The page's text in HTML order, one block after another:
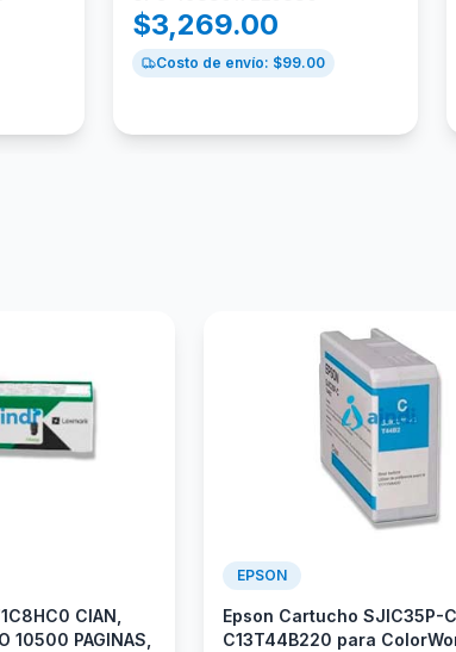
$3,269.00
Costo de envío: $99.00
CIAN,
10500 PAGINAS,
EPSON
Epson Cartucho SJIC35P-
C13T44B220 para